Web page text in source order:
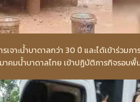
าะน้ำบาดาลกว่า 30 ปี และได้เข้าร่วมภ
คมน้ำบาดาลไทย เข้าปฏิบัติภารกิจรอบพื้